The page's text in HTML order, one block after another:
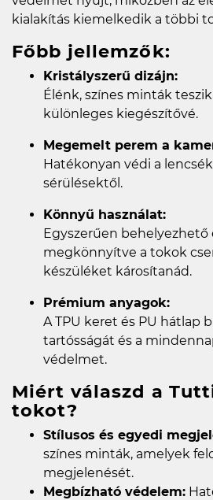
kialakítás kiemelkedik a többi
Főbb jellemzők:
Kristályszerű dizájn:
Élénk, színes minták
különleges kiegészítővé.
Megemelt perem a
Hatékonyan védi a
sérülésektől.
Könnyű használat:
Egyszerűen behelyezhető
megkönnyítve a tokok
készüléket károsítanád.
Prémium anyagok:
A TPU keret és PU hátlap
tartósságát és a
védelmet.
Miért válaszd a
tokot?
Stílusos és egyedi
színes minták, amelyek
megjelenését.
Megbízható védelem: